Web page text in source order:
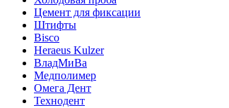
Цемент для фиксации
Штифты
Bisco
Heraeus Kulzer
ВладМиВа
Медполимер
Омега Дент
Технодент